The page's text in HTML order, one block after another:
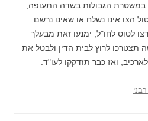
במשטרת הגבולות בשדה התעופה,
הצו אינו נשלח או שאינו נרשם
לטוס לחו"ל, ימנעו זאת מבעלך
לרוץ לבית הדין ולבטל את
ואז כבר תזדקקו לעו"ד.